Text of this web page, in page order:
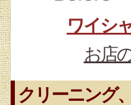
ワイシ
お店
クリーニング